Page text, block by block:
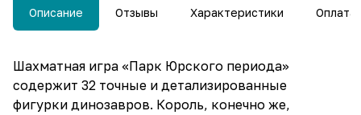
Описание Отзывы Характеристики Оплата
Шахматная игра «Парк Юрского периода»
содержит 32 точные и детализированные
фигурки динозавров. Король, конечно же,